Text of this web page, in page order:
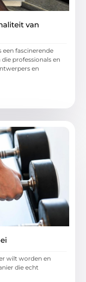
van
een fascinerende
professionals en
en
wilt worden en
die echt